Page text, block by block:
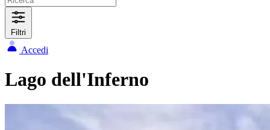
Filtri
Accedi
Lago dell'Inferno